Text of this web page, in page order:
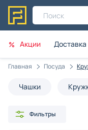
Поиск
Акции Доставка
Главная Посуда
Чашки
Фильтры